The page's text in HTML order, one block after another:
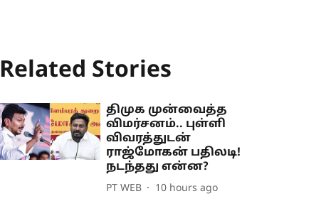
Related Stories
திமுக முன்வைத்த
விமர்சனம்.. புள்ளி
விவரத்துடன்
ராஜ்மோகன் பதிலடி!
நடந்தது என்ன?
PT WEB 10 hours ago